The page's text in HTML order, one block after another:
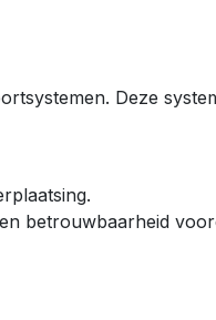
Deze
betrouwbaarheid